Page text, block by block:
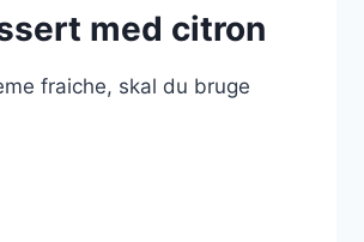
med citron
fraiche, skal du bruge